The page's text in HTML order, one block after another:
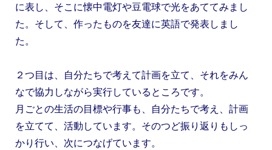
に表し、そこに懐中電灯や豆電球で光をあててみまし
た。そして、作ったものを友達に英語で発表しまし
た。
２つ目は、自分たちで考えて計画を立て、それをみん
なで協力しながら実行しているところです。
月ごとの生活の目標や行事も、自分たちで考え、計画
を立てて、活動しています。そのつど振り返りもしっ
かり行い、次につなげています。